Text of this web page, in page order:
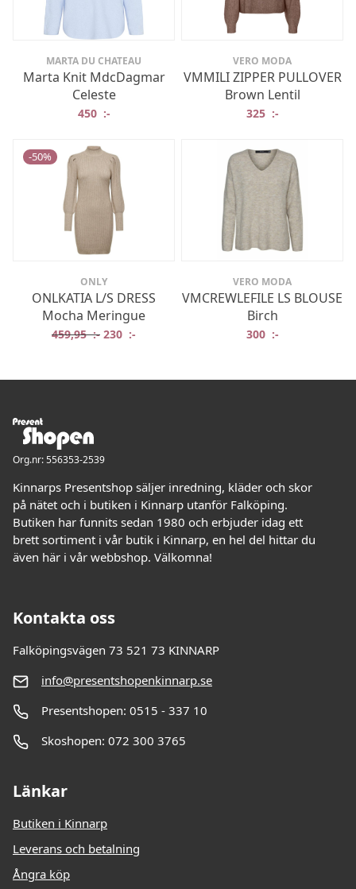
MARTA DU CHATEAU
Marta Knit MdcDagmar
Celeste
450 :-
VERO MODA
VMMILI ZIPPER PULLOVER
Brown Lentil
325 :-
-50%
ONLY
ONLKATIA L/S DRESS
Mocha Meringue
459,95:- Det ursprungliga priset var: 459,95 :-.
230 :- Det nuvarande priset är: 230 :-.
VERO MODA
VMCREWLEFILE LS BLOUSE
Birch
300 :-
Org.nr: 556353-2539
Kinnarps Presentshop säljer inredning, kläder och skor
på nätet och i butiken i Kinnarp utanför Falköping.
Butiken har funnits sedan 1980 och erbjuder idag ett
brett sortiment i vår butik i Kinnarp, en hel del hittar du
även här i vår webbshop. Välkomna!
Kontakta oss
Falköpingsvägen 73 521 73 KINNARP
info@presentshopenkinnarp.se
Presentshopen: 0515 - 337 10
Skoshopen: 072 300 3765
Länkar
Butiken i Kinnarp
Leverans och betalning
Ångra köp